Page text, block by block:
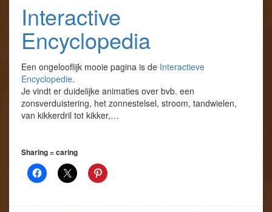
Interactive
Encyclopedia
Een ongelooflijk mooie pagina is de Interactieve
Encyclopedie.
Je vindt er duidelijke animaties over bvb. een
zonsverduistering, het zonnestelsel, stroom, tandwielen,
van kikkerdril tot kikker,…
Sharing = caring